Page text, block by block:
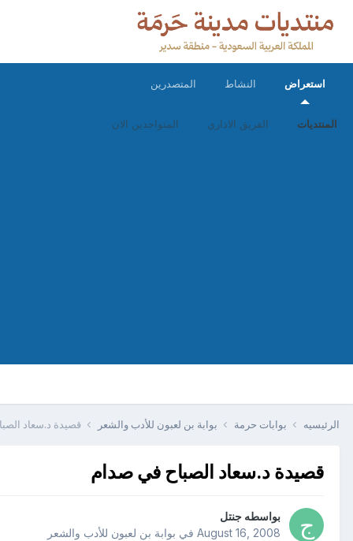
استعراض
المنتديات الفريق الاداري المتواجدين الان
النشاط المتصدرين
الرئيسيه بوابات حرمة بوابة بن لعبون للأدب والشعر قصيدة د.سعاد
قصيدة د.سعاد الصباح في صدام
بواسطه جنتل
August 16, 2008 في بوابة بن لعبون للأدب والشعر